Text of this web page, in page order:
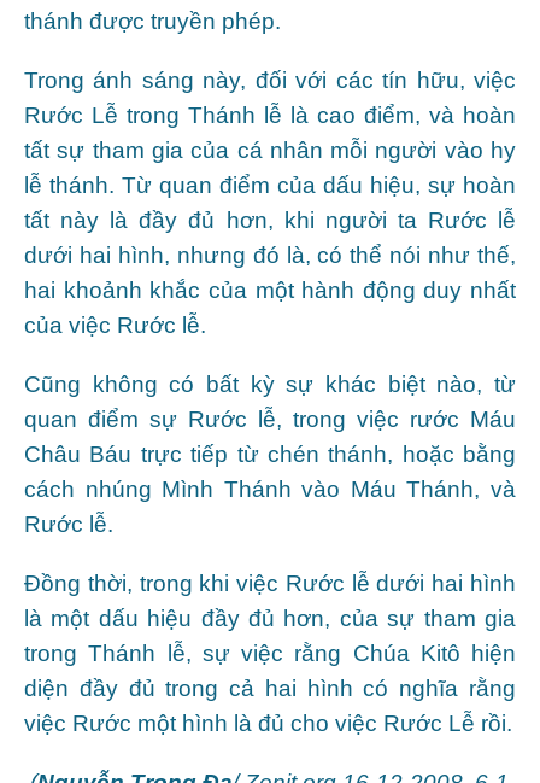
thánh được truyền phép.
Trong ánh sáng này, đối với các tín hữu, việc
Rước Lễ trong Thánh lễ là cao điểm, và hoàn
tất sự tham gia của cá nhân mỗi người vào hy
lễ thánh. Từ quan điểm của dấu hiệu, sự hoàn
tất này là đầy đủ hơn, khi người ta Rước lễ
dưới hai hình, nhưng đó là, có thể nói như thế,
hai khoảnh khắc của một hành động duy nhất
của việc Rước lễ.
Cũng không có bất kỳ sự khác biệt nào, từ
quan điểm sự Rước lễ, trong việc rước Máu
Châu Báu trực tiếp từ chén thánh, hoặc bằng
cách nhúng Mình Thánh vào Máu Thánh, và
Rước lễ.
Đồng thời, trong khi việc Rước lễ dưới hai hình
là một dấu hiệu đầy đủ hơn, của sự tham gia
trong Thánh lễ, sự việc rằng Chúa Kitô hiện
diện đầy đủ trong cả hai hình có nghĩa rằng
việc Rước một hình là đủ cho việc Rước Lễ rồi.